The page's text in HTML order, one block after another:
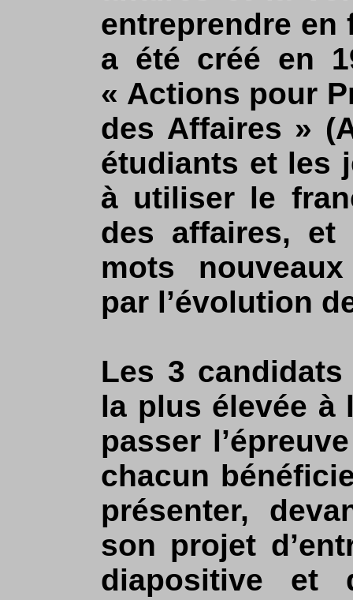
entreprendre en
a été créé en
« Actions pour
des Affaires »
étudiants et les
à utiliser le
des affaires,
mots
par l’évolution
Les 3
la plus élevée à
passer
chacun
présenter,
son projet
diapositive et